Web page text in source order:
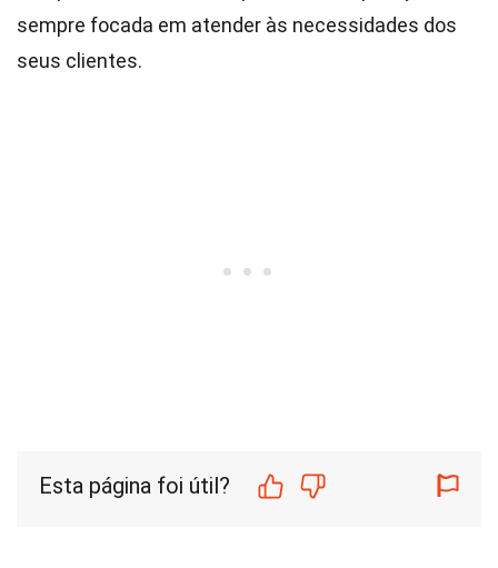
sempre focada em atender às necessidades dos
seus clientes.
Esta página foi útil?